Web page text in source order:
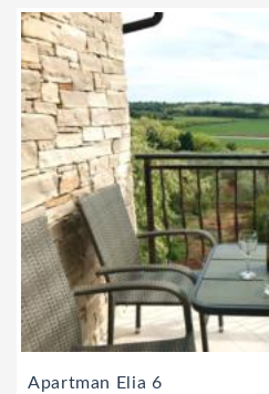
Apartman Elia 6